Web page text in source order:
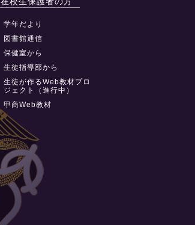
学年だより
図書館通信
保健室から
生徒指導部から
生徒が作るWeb教材プロ
ジェクト（進行中）
甲商Web教材